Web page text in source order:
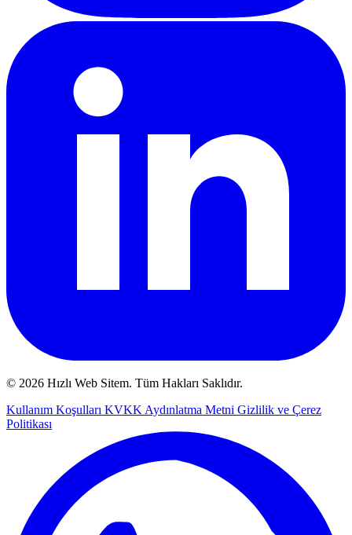
© 2026 Hızlı Web Sitem. Tüm Hakları Saklıdır.
Kullanım Koşulları KVKK Aydınlatma Metni Gizlilik ve Çerez
Politikası